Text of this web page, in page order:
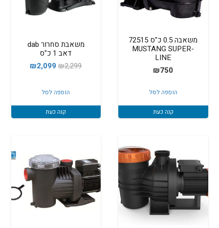
משאבה 0.5 כ"ס 72515
MUSTANG SUPER-
LINE
₪750
הוספה לסל
קנה כעת
משאבת סחרור dab
דאב 1 כ"ס
₪2,299
המחיר
היה:
₪2,299.
₪2,099
המחיר
₪2,099.
הוספה לסל
קנה כעת